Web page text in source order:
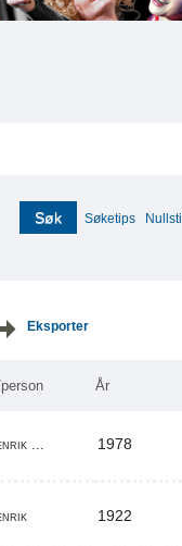
Søk Søketips Nullstill
Eksporter
År
... 1978
1922